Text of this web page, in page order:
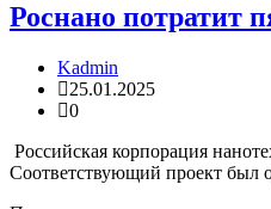
Роснано потратит
Kadmin
25.01.2025
0
Российская корпорация
Соответствующий проект был